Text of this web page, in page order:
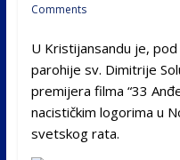
Comments
U Kristijansandu je,
parohije sv. Dimitrije
premijera filma “33
nacističkim logorima u
svetskog rata.